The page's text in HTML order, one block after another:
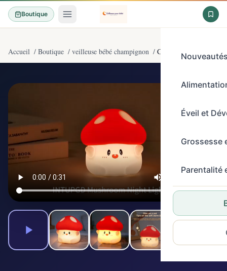
Boutique
Éveil et
Grossesse
Parentalité
Accueil / Boutique / veilleuse bébé champignon / Champignon